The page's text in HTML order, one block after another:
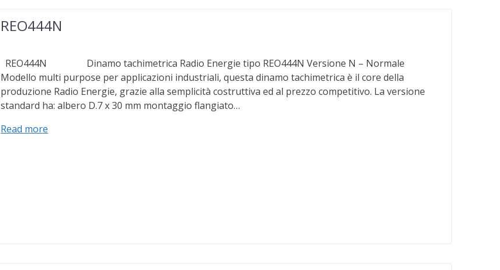
REO444N
REO444N Dinamo tachimetrica Radio Energie tipo REO444N Versione N – Normale
Modello multi purpose per applicazioni industriali, questa dinamo tachimetrica è il core della
produzione Radio Energie, grazie alla semplicità costruttiva ed al prezzo competitivo. La versione
standard ha: albero D.7 x 30 mm montaggio flangiato…
Read more